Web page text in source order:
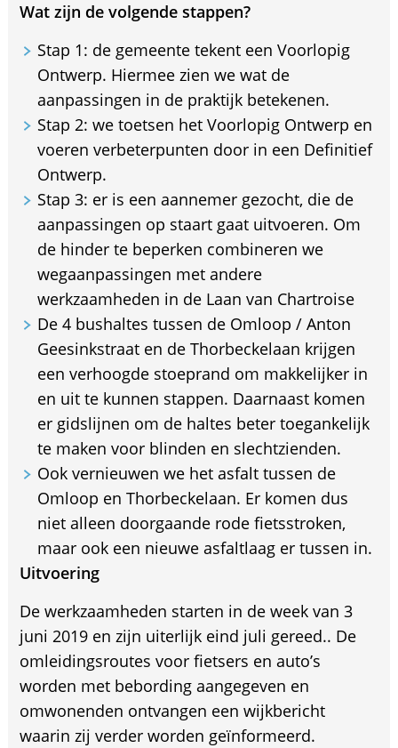
Wat zijn de volgende stappen?
Stap 1: de gemeente tekent een Voorlopig
Ontwerp. Hiermee zien we wat de
aanpassingen in de praktijk betekenen.
Stap 2: we toetsen het Voorlopig Ontwerp en
voeren verbeterpunten door in een Definitief
Ontwerp.
Stap 3: er is een aannemer gezocht, die de
aanpassingen op staart gaat uitvoeren. Om
de hinder te beperken combineren we
wegaanpassingen met andere
werkzaamheden in de Laan van Chartroise
De 4 bushaltes tussen de Omloop / Anton
Geesinkstraat en de Thorbeckelaan krijgen
een verhoogde stoeprand om makkelijker in
en uit te kunnen stappen. Daarnaast komen
er gidslijnen om de haltes beter toegankelijk
te maken voor blinden en slechtzienden.
Ook vernieuwen we het asfalt tussen de
Omloop en Thorbeckelaan. Er komen dus
niet alleen doorgaande rode fietsstroken,
maar ook een nieuwe asfaltlaag er tussen in.
Uitvoering
De werkzaamheden starten in de week van 3
juni 2019 en zijn uiterlijk eind juli gereed.. De
omleidingsroutes voor fietsers en auto’s
worden met bebording aangegeven en
omwonenden ontvangen een wijkbericht
waarin zij verder worden geïnformeerd.